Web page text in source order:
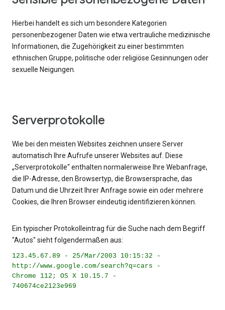
Hierbei handelt es sich um besondere Kategorien
personenbezogener Daten wie etwa vertrauliche medizinische
Informationen, die Zugehörigkeit zu einer bestimmten
ethnischen Gruppe, politische oder religiöse Gesinnungen oder
sexuelle Neigungen.
Serverprotokolle
Wie bei den meisten Websites zeichnen unsere Server
automatisch Ihre Aufrufe unserer Websites auf. Diese
„Serverprotokolle“ enthalten normalerweise Ihre Webanfrage,
die IP-Adresse, den Browsertyp, die Browsersprache, das
Datum und die Uhrzeit Ihrer Anfrage sowie ein oder mehrere
Cookies, die Ihren Browser eindeutig identifizieren können.
Ein typischer Protokolleintrag für die Suche nach dem Begriff
"Autos" sieht folgendermaßen aus:
123.45.67.89 - 25/Mar/2003 10:15:32 -
http://www.google.com/search?q=cars -
Chrome 112; OS X 10.15.7 -
740674ce2123e969